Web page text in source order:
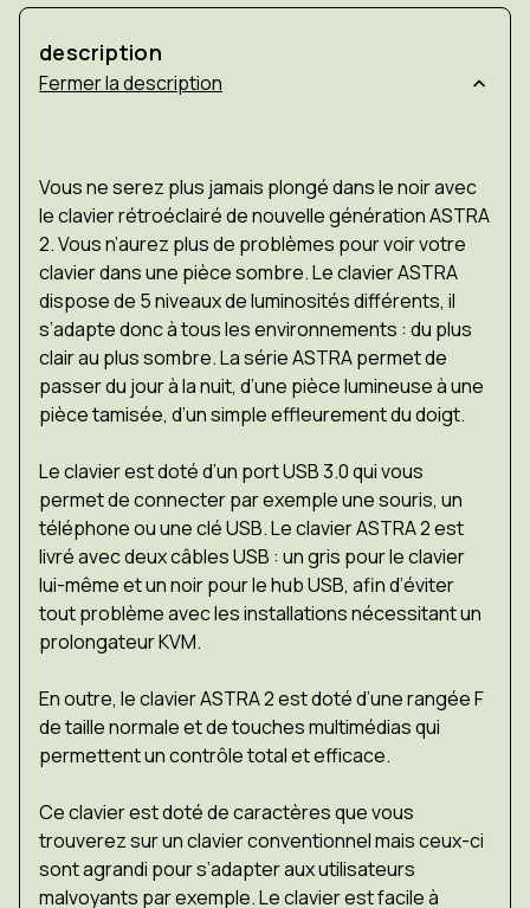
USB
3.0
USB
description
description
Vous ne serez plus jamais plongé dans le noir avec
le clavier rétroéclairé de nouvelle génération ASTRA
2. Vous n’aurez plus de problèmes pour voir votre
clavier dans une pièce sombre. Le clavier ASTRA
dispose de 5 niveaux de luminosités différents, il
s’adapte donc à tous les environnements : du plus
clair au plus sombre. La série ASTRA permet de
passer du jour à la nuit, d’une pièce lumineuse à une
pièce tamisée, d’un simple effleurement du doigt.
Le clavier est doté d’un port USB 3.0 qui vous
permet de connecter par exemple une souris, un
téléphone ou une clé USB. Le clavier ASTRA 2 est
livré avec deux câbles USB : un gris pour le clavier
lui-même et un noir pour le hub USB, afin d’éviter
tout problème avec les installations nécessitant un
prolongateur KVM.
En outre, le clavier ASTRA 2 est doté d’une rangée F
de taille normale et de touches multimédias qui
permettent un contrôle total et efficace.
Ce clavier est doté de caractères que vous
trouverez sur un clavier conventionnel mais ceux-ci
sont agrandi pour s’adapter aux utilisateurs
malvoyants par exemple. Le clavier est facile à